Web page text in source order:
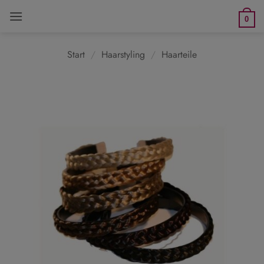
Inhalt
0
Start / Haarstyling / Haarteile